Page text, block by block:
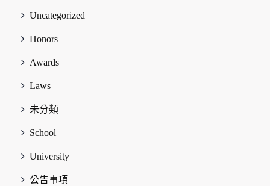
Uncategorized
Honors
Awards
Laws
未分類
School
University
公告事項